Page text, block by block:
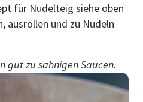
für Nudelteig siehe oben
ausrollen und zu Nudeln
gut zu sahnigen Saucen.